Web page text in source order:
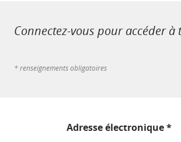
Connectez-vous pour accéder
* renseignements obligatoires
Adresse électronique*